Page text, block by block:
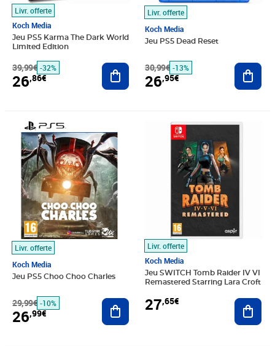
Livr. offerte
Koch Media
Jeu PS5 Karma The Dark World
Limited Edition
39,99€ -32%
26,86€
Ajouter au panier
Livr. offerte
Koch Media
Jeu PS5 Dead Reset
30,99€ -13%
26,95€
Livr. offerte
Koch Media
Jeu PS5 Choo Choo Charles
29,99€
Prix barré 29,99€
-10%
26,99€
Prix 26,99€
Ajouter au panier
Livr. offerte
Koch Media
Jeu SWITCH Tomb Raider IV VI
Remastered Starring Lara Croft
27,65€
Prix 27,65€